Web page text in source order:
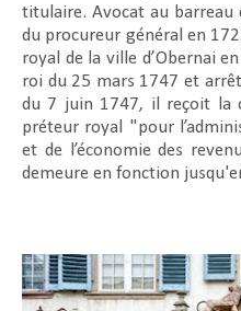
titulaire. Avocat au barreau
du procureur général en
royal de la ville d’Obernai
roi du 25 mars 1747 et arrêt
du 7 juin 1747, il reçoit la
préteur royal "pour
et de l’économie des
demeure en fonction